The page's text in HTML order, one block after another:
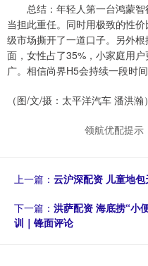
总结：年轻人第一台鸿蒙智
当担此重任。同时用极致的性
级市场撕开了一道口子。另外
面，女性占了35%，小家庭用
广。相信尚界H5会持续一段时间
（图/文/摄：太平洋汽车 潘洪瀚）
领航优配提示
上一篇： 云沪深配资 儿童地
下一篇： 洪萨配资 海底捞“小
训｜锋面评论